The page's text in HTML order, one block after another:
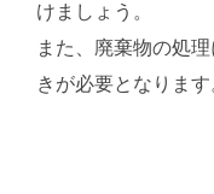
けましょう。
また、廃棄物の処
きが必要となります